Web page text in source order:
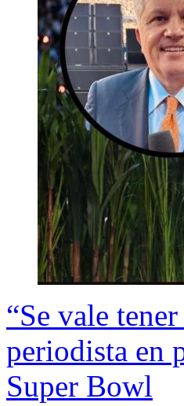
“Se vale
periodista en
Super Bowl